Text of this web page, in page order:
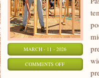
MARCH - 11 - 2026
COMMENTS OFFON